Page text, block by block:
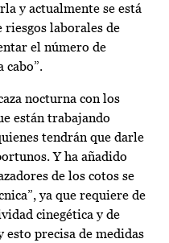
y actualmente se está
riesgos laborales de
el número de
cabo”.
nocturna con los
están trabajando
tendrán que darle
Y ha añadido
de los cotos se
ya que requiere de
cinegética y de
precisa de medidas